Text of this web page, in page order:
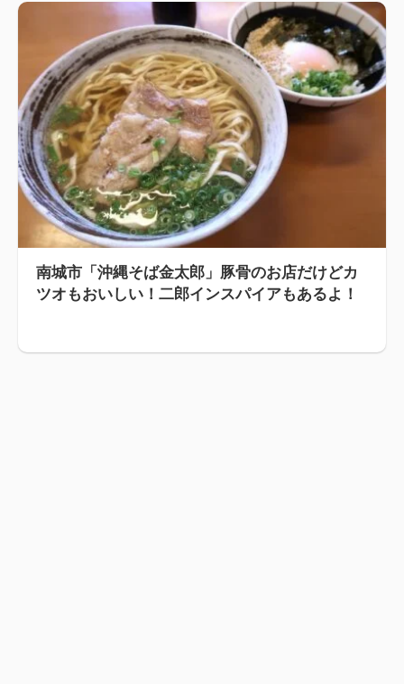
南城市「沖縄そば金太郎」豚骨のお店だけどカ
ツオもおいしい！二郎インスパイアもあるよ！